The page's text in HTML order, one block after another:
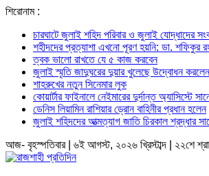
শিরোনাম :
চারঘাটে জুলাই শহিদ পরিবার ও জুলাই যোদ্ধাদের
শহীদদের প্রত্যাশা এখনো পূরণ হয়নি: ডা. শফিকুর
ত্বক ভালো রাখতে যে ৫ কাজ করবেন
জুলাই স্মৃতি জাদুঘরের দুয়ার খুলেছে উদ্বোধন করলেন
শাহরুখের নতুন সিনেমার লুক
কোয়ার্টার ফাইনালে নেইমারের দুর্দান্ত অ্যাসিস্টে
ডেনিস লিয়ামিন রাশিয়ার ড্রোন বাহিনীর প্রধান হলেন
জুলাই শহিদদের আত্মত্যাগ জাতি চিরকাল শ্রদ্ধার
আজ- বৃহস্পতিবার | ৬ই আগস্ট, ২০২৬ খ্রিস্টাব্দ | ২২শে